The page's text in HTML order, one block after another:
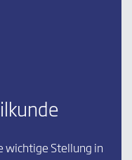
wichtige Stellung in